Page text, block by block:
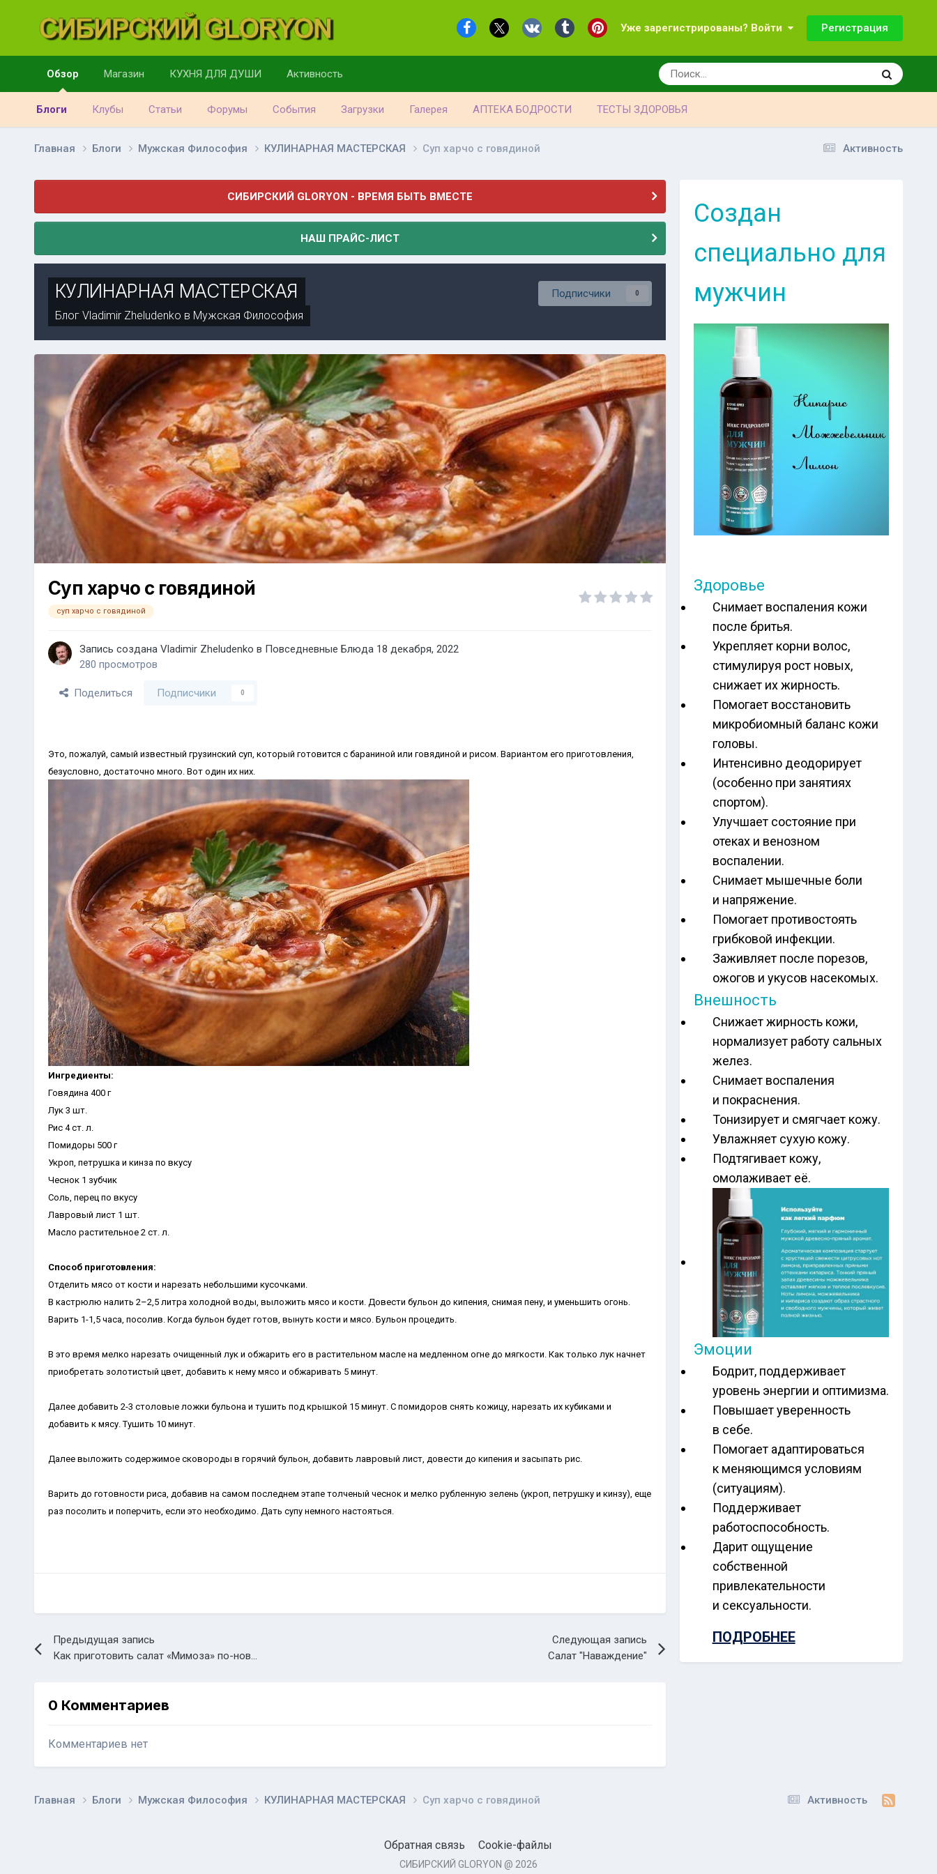
Уже зарегистрированы? Войти Регистрация
Обзор
Блоги Клубы Статьи Форумы События Загрузки Галерея АПТЕКА БОДРОСТИ ТЕСТЫ ЗДОРОВЬЯ
Магазин КУХНЯ ДЛЯ ДУШИ Активность
Активность
Главная Блоги Мужская Философия КУЛИНАРНАЯ МАСТЕРСКАЯ Суп харчо с говядиной
СИБИРСКИЙ GLORYON - ВРЕМЯ БЫТЬ ВМЕСТЕ
НАШ ПРАЙС-ЛИСТ
Подписчики 0
КУЛИНАРНАЯ МАСТЕРСКАЯ
Блог Vladimir Zheludenko в Мужская Философия
Суп харчо с говядиной
суп харчо с говядиной
Запись создана Vladimir Zheludenko в Повседневные Блюда 18 декабря, 2022
280 просмотров
Поделиться Подписчики 0
Это, пожалуй, самый известный грузинский суп, который готовится с бараниной или говядиной и рисом. Вариантом его приготовления,
безусловно, достаточно много. Вот один их них.
Ингредиенты:
Говядина 400 г
Лук 3 шт.
Рис 4 ст. л.
Помидоры 500 г
Укроп, петрушка и кинза по вкусу
Чеснок 1 зубчик
Соль, перец по вкусу
Лавровый лист 1 шт.
Масло растительное 2 ст. л.
Способ приготовления:
Отделить мясо от кости и нарезать небольшими кусочками.
В кастрюлю налить 2–2,5 литра холодной воды, выложить мясо и кости. Довести бульон до кипения, снимая пену, и уменьшить огонь.
Варить 1-1,5 часа, посолив. Когда бульон будет готов, вынуть кости и мясо. Бульон процедить.
В это время мелко нарезать очищенный лук и обжарить его в растительном масле на медленном огне до мягкости. Как только лук начнет
приобретать золотистый цвет, добавить к нему мясо и обжаривать 5 минут.
Далее добавить 2-3 столовые ложки бульона и тушить под крышкой 15 минут. С помидоров снять кожицу, нарезать их кубиками и
добавить к мясу. Тушить 10 минут.
Далее выложить содержимое сковороды в горячий бульон, добавить лавровый лист, довести до кипения и засыпать рис.
Варить до готовности риса, добавив на самом последнем этапе толченый чеснок и мелко рубленную зелень (укроп, петрушку и кинзу), еще
раз посолить и поперчить, если это необходимо. Дать супу немного настояться.
Предыдущая запись
Как приготовить салат «Мимоза» по-новому?
Следующая запись
Салат "Наваждение"
0 Комментариев
Комментариев нет
Создан
специально для
мужчин
Здоровье
Снимает воспаления кожи
после бритья.
Укрепляет корни волос,
стимулируя рост новых,
снижает их жирность.
Помогает восстановить
микробиомный баланс кожи
головы.
Интенсивно деодорирует
(особенно при занятиях
спортом).
Улучшает состояние при
отеках и венозном
воспалении.
Снимает мышечные боли
и напряжение.
Помогает противостоять
грибковой инфекции.
Заживляет после порезов,
ожогов и укусов насекомых.
Внешность
Снижает жирность кожи,
нормализует работу сальных
желез.
Снимает воспаления
и покраснения.
Тонизирует и смягчает кожу.
Увлажняет сухую кожу.
Подтягивает кожу,
омолаживает её.
Эмоции
Бодрит, поддерживает
уровень энергии и оптимизма.
Повышает уверенность
в себе.
Помогает адаптироваться
к меняющимся условиям
(ситуациям).
Поддерживает
работоспособность.
Дарит ощущение
собственной
привлекательности
и сексуальности.
ПОДРОБНЕЕ
Активность
Главная Блоги Мужская Философия КУЛИНАРНАЯ МАСТЕРСКАЯ Суп харчо с говядиной
Обратная связь Cookie-файлы
СИБИРСКИЙ GLORYON @ 2026